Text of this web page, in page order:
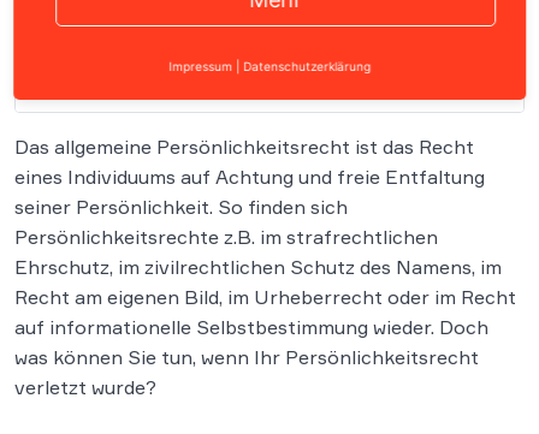
Das allgemeine Persönlichkeitsrecht ist das Recht
eines Individuums auf Achtung und freie Entfaltung
seiner Persönlichkeit. So finden sich
Persönlichkeitsrechte z.B. im strafrechtlichen
Ehrschutz, im zivilrechtlichen Schutz des Namens, im
Recht am eigenen Bild, im Urheberrecht oder im Recht
auf informationelle Selbstbestimmung wieder. Doch
was können Sie tun, wenn Ihr Persönlichkeitsrecht
verletzt wurde?
Impressum Datenschutzerklärung